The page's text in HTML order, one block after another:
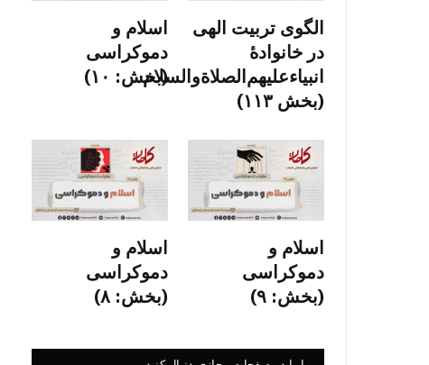
الگوی تربیت الهی
در خانوادۀ
انبیاءعلیهم‌الصلاةو‌السلام
(بخش ۱۱۳)
اسلام و
دموکراسی
(بخش: ۱۰)
اسلام و
دموکراسی
(بخش: ۹)
اسلام و
دموکراسی
(بخش: ۸)